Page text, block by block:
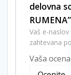
delovna
RUMENA”
Vaš e-
zahtevana
Vaša ocena